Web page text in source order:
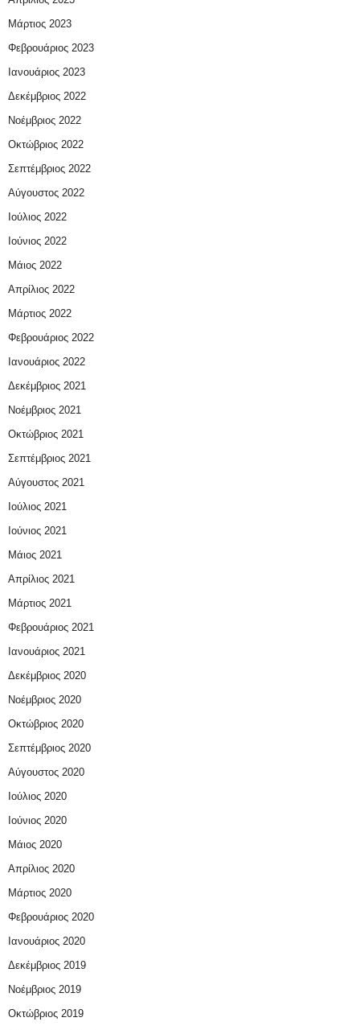
Μάρτιος 2023
Φεβρουάριος 2023
Ιανουάριος 2023
Δεκέμβριος 2022
Νοέμβριος 2022
Οκτώβριος 2022
Σεπτέμβριος 2022
Αύγουστος 2022
Ιούλιος 2022
Ιούνιος 2022
Μάιος 2022
Απρίλιος 2022
Μάρτιος 2022
Φεβρουάριος 2022
Ιανουάριος 2022
Δεκέμβριος 2021
Νοέμβριος 2021
Οκτώβριος 2021
Σεπτέμβριος 2021
Αύγουστος 2021
Ιούλιος 2021
Ιούνιος 2021
Μάιος 2021
Απρίλιος 2021
Μάρτιος 2021
Φεβρουάριος 2021
Ιανουάριος 2021
Δεκέμβριος 2020
Νοέμβριος 2020
Οκτώβριος 2020
Σεπτέμβριος 2020
Αύγουστος 2020
Ιούλιος 2020
Ιούνιος 2020
Μάιος 2020
Απρίλιος 2020
Μάρτιος 2020
Φεβρουάριος 2020
Ιανουάριος 2020
Δεκέμβριος 2019
Νοέμβριος 2019
Οκτώβριος 2019